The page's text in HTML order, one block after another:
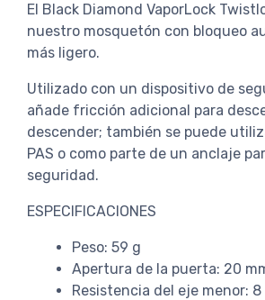
El Black Diamond VaporLock
nuestro mosquetón con bloqueo
más ligero.
Utilizado con un dispositivo de
añade fricción adicional para
descender; también se puede
PAS o como parte de un anclaje
seguridad.
ESPECIFICACIONES
Peso: 59 g
Apertura de la puerta: 20
Resistencia del eje menor: 8